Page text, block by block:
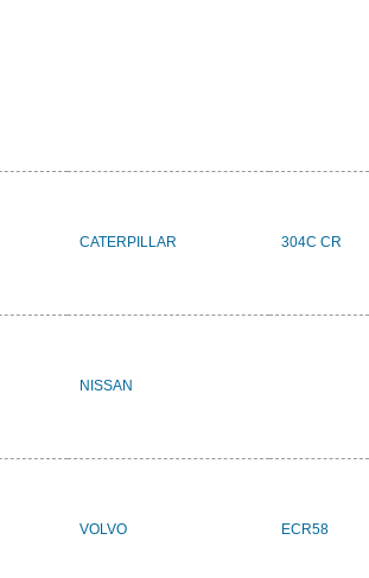
CATERPILLAR 304C CR
NISSAN
VOLVO ECR58